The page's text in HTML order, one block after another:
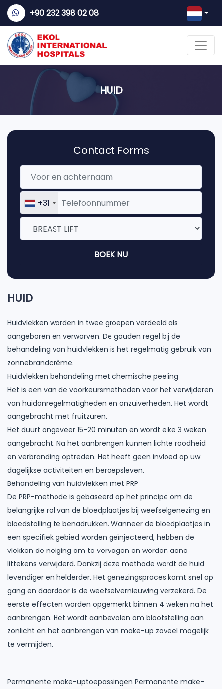
+90 232 398 02 08
HUID
Contact Forms
+31
BOEK NU
HUID
Huidvlekken worden in twee groepen verdeeld als
aangeboren en verworven. De gouden regel bij de
behandeling van huidvlekken is het regelmatig gebruik van
zonnebrandcrème.
Huidvlekken behandeling met chemische peeling
Het is een van de voorkeursmethoden voor het verwijderen
van huidonregelmatigheden en onzuiverheden. Het wordt
aangebracht met fruitzuren.
Het duurt ongeveer 15-20 minuten en wordt elke 3 weken
aangebracht. Na het aanbrengen kunnen lichte roodheid
en verbranding optreden. Het heeft geen invloed op uw
dagelijkse activiteiten en beroepsleven.
Behandeling van huidvlekken met PRP
De PRP-methode is gebaseerd op het principe om de
belangrijke rol van de bloedplaatjes bij weefselgenezing en
bloedstolling te benadrukken. Wanneer de bloedplaatjes in
een specifiek gebied worden geïnjecteerd, hebben de
vlekken de neiging om te vervagen en worden acne
littekens verwijderd. Dankzij deze methode wordt de huid
levendiger en helderder. Het genezingsproces komt snel op
gang en daardoor is de weefselvernieuwing verzekerd. De
eerste effecten worden opgemerkt binnen 4 weken na het
aanbrengen. Het wordt aanbevolen om blootstelling aan
zonlicht en het aanbrengen van make-up zoveel mogelijk
te vermijden.
Permanente make-uptoepassingen Permanente make-